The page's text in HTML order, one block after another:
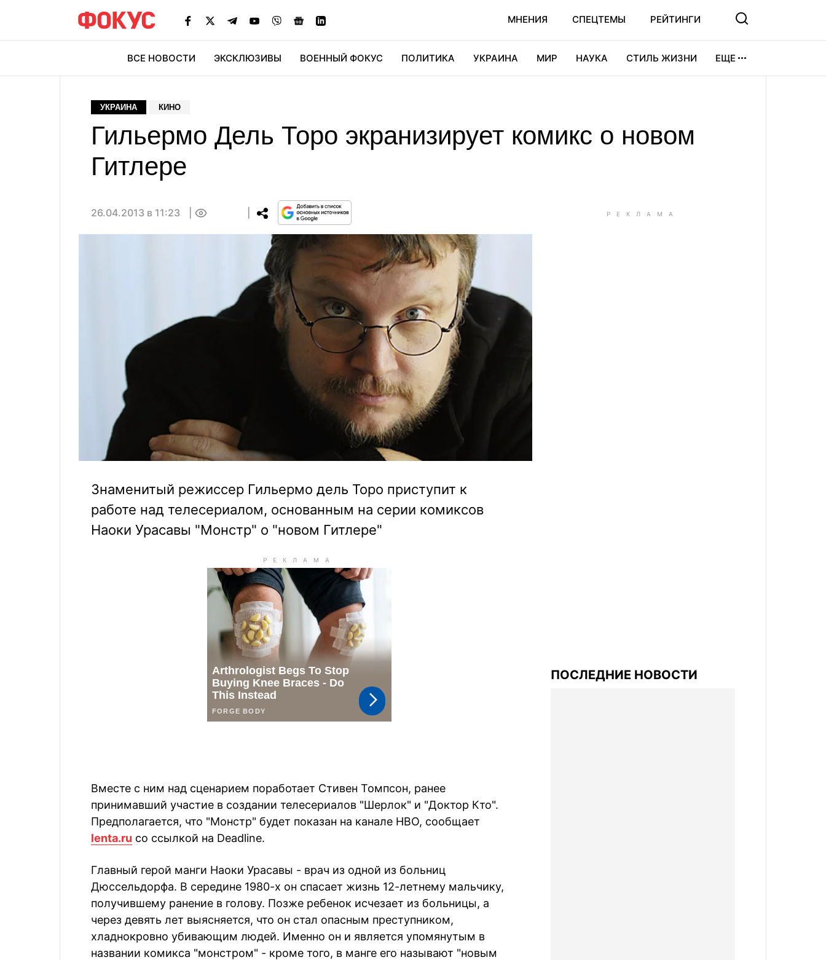
МНЕНИЯ СПЕЦТЕМЫ РЕЙТИНГИ
ВСЕ НОВОСТИ ЭКСКЛЮЗИВЫ ВОЕННЫЙ ФОКУС ПОЛИТИКА УКРАИНА МИР НАУКА СТИЛЬ ЖИЗНИ ЕЩЕ
УКРАИНА КИНО
Гильермо Дель Торо экранизирует комикс о новом
Гитлере
26.04.2013 в 11:23
Знаменитый режиссер Гильермо дель Торо приступит к
работе над телесериалом, основанным на серии комиксов
Наоки Урасавы "Монстр" о "новом Гитлере"
Вместе с ним над сценарием поработает Стивен Томпсон, ранее
принимавший участие в создании телесериалов "Шерлок" и "Доктор Кто".
Предполагается, что "Монстр" будет показан на канале HBO, сообщает
lenta.ru со ссылкой на Deadline.
Главный герой манги Наоки Урасавы - врач из одной из больниц
Дюссельдорфа. В середине 1980-х он спасает жизнь 12-летнему мальчику,
получившему ранение в голову. Позже ребенок исчезает из больницы, а
через девять лет выясняется, что он стал опасным преступником,
хладнокровно убивающим людей. Именно он и является упомянутым в
названии комикса "монстром" - кроме того, в манге его называют "новым
ПОСЛЕДНИЕ НОВОСТИ